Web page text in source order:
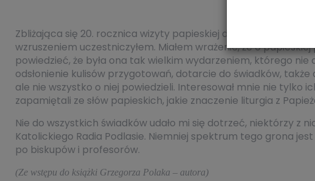
Zbliżająca się 20. rocznica wizyty papieskiej dała mi
wzruszeniem uczestniczyłem. Miałem wrażenie, że o
powiedzieć, że była ona tak wielkim wydarzeniem, którego nie
odsłonienie kulisów przygotowań, dotarcie do świadków,
ale nie wszystko o niej powiedzieli. Interesował mnie nie tylko
zapamiętali ze słów papieskich, jakie znaczenie liturgia z
Nie do wszystkich świadków udało mi się dotrzeć, niektórzy z
Katolickiego Radia Podlasie. Niemniej spektrum tego grona
po biskupów i profesorów.
(Ze wstępu do książki Grzegorza Polaka – autora)